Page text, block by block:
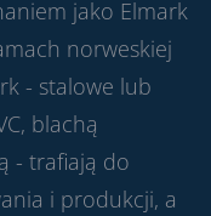
jako Elmark
norweskiej
- stalowe lub
blachą
- trafiają do
i produkcji, a